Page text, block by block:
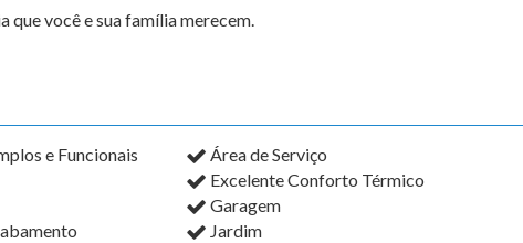
que você e sua família merecem.
e Funcionais
Área de Serviço
Excelente Conforto Térmico
Garagem
Jardim